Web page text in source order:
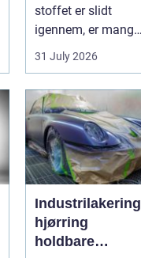
stoffet er slidt
igennem, er mange
fristede til bar...
31 July 2026
Industrilakering
hjørring
holdbare